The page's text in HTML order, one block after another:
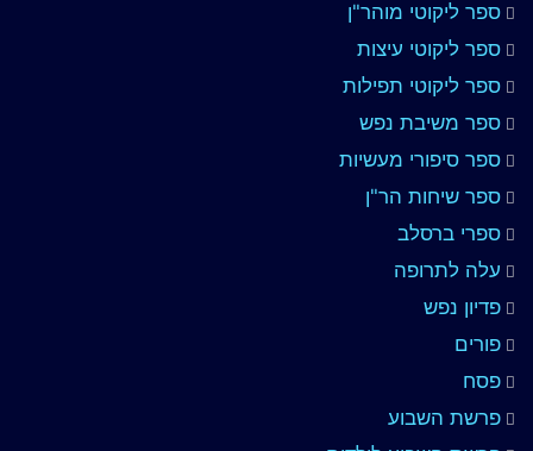
ספר ליקוטי מוהר"ן
ספר ליקוטי עיצות
ספר ליקוטי תפילות
ספר משיבת נפש
ספר סיפורי מעשיות
ספר שיחות הר"ן
ספרי ברסלב
עלה לתרופה
פדיון נפש
פורים
פסח
פרשת השבוע